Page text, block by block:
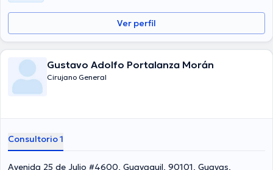
Ver perfil
Gustavo Adolfo Portalanza Morán
Cirujano General
Consultorio 1
Avenida 25 de Julio #4600, Guayaquil, 90101, Guayas,